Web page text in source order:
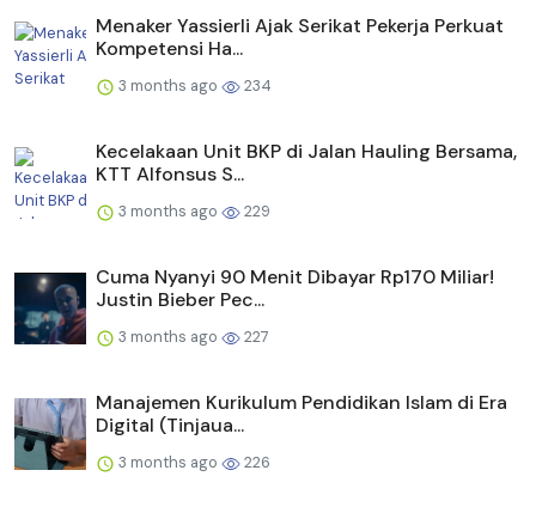
Menaker Yassierli Ajak Serikat Pekerja Perkuat
Kompetensi Ha...
3 months ago 234
Kecelakaan Unit BKP di Jalan Hauling Bersama,
KTT Alfonsus S...
3 months ago 229
Cuma Nyanyi 90 Menit Dibayar Rp170 Miliar!
Justin Bieber Pec...
3 months ago 227
Manajemen Kurikulum Pendidikan Islam di Era
Digital (Tinjaua...
3 months ago 226